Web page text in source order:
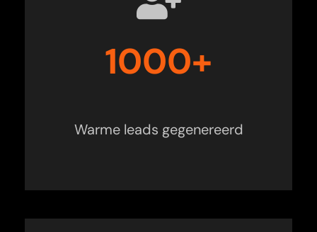
1000+
Warme leads gegenereerd